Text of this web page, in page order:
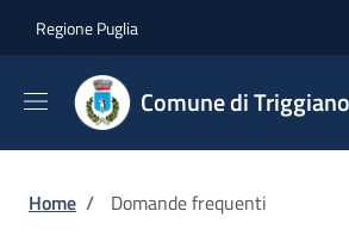
Regione Puglia
Comune di Triggiano
Briciole di pane
Home / Domande frequenti